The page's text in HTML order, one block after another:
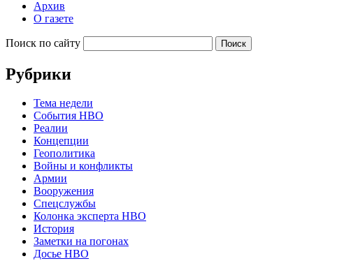
Архив
О газете
Поиск по сайту
Рубрики
Тема недели
События НВО
Реалии
Концепции
Геополитика
Войны и конфликты
Армии
Вооружения
Спецслужбы
Колонка эксперта НВО
История
Заметки на погонах
Досье НВО